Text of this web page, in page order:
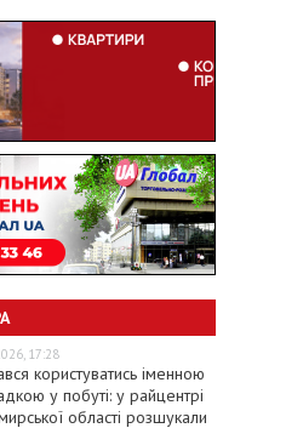
17:28
користуватись іменною
у побуті: у райцентрі
області розшукали